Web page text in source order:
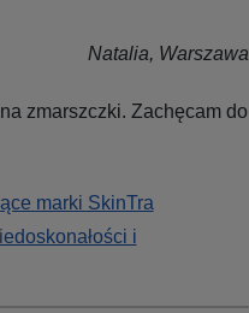
Natalia, Warszawa
zmarszczki. Zachęcam do
marki SkinTra
i